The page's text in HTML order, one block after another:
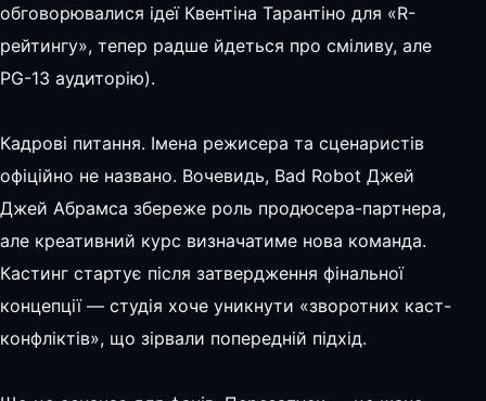
обговорювалися ідеї Квентіна Тарантіно для «R-
рейтингу», тепер радше йдеться про сміливу, але
PG-13 аудиторію).
Кадрові питання. Імена режисера та сценаристів
офіційно не названо. Вочевидь, Bad Robot Джей
Джей Абрамса збереже роль продюсера-партнера,
але креативний курс визначатиме нова команда.
Кастинг стартує після затвердження фінальної
концепції — студія хоче уникнути «зворотних каст-
конфліктів», що зірвали попередній підхід.